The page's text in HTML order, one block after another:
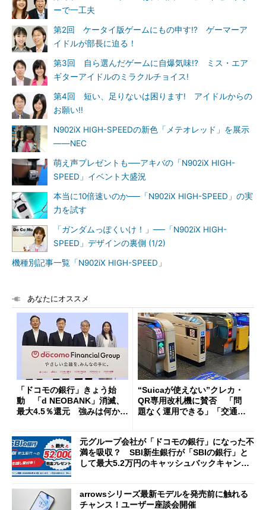
ーで一工夫
第2回 ケータイ版ゲームにもの申す!? ゲーマーア
イドルが部長に迫る！
第3回 自ら選んだゲームに自爆気味!? ミス・エア
ギターアイドルのミラクルチョイス!
第4回 短い、足りないは困ります! アイドルからの
お願い!!
N902iX HIGH-SPEEDの新色「メテオレッド」を展示
――NEC
萌え声プレゼントも──アキバの「N902iX HIGH-
SPEED」イベント大盛況
本当に10倍速いのか──「N902iX HIGH-SPEED」の実
力を試す
「ガンダムっぽくいけ！」──「N902iX HIGH-
SPEED」デザインの裏側 (1/2)
機種別記事一覧「N902iX HIGH-SPEED」
あなたにオススメ
「ドコモの銀行」きょう始
動 「d NEOBANK」消滅、
最大4.5％還元 強みは何か解
“Suicaが使えない”クレカ・
QR専用改札機に賛否 「問
題なく運用できる」「交通系I
元グループ会社が「ドコモの銀行」になった不
満を吸収？ SBI新生銀行が「SBIの銀行」と
して最大5.2万円のキャッシュバックキャンペ
arrowsシリーズ最新モデルを発売前に触れる
チャンス！ユーザー座談会開催